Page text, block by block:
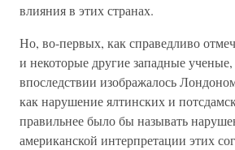
влияния в этих странах.
Но, во-первых, как справедливо
и некоторые другие западные ученые,
впоследствии изображалось
как нарушение ялтинских и
правильнее было бы называть
американской интерпретации этих